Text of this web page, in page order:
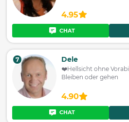
4.95
CHAT
7 Dele
❤️️Hellsicht ohne
Bleiben oder gehen
4.90
CHAT